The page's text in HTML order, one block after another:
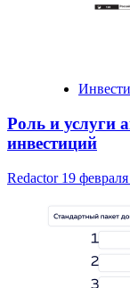
Роль и услуги
инвестиций
Redactor 19